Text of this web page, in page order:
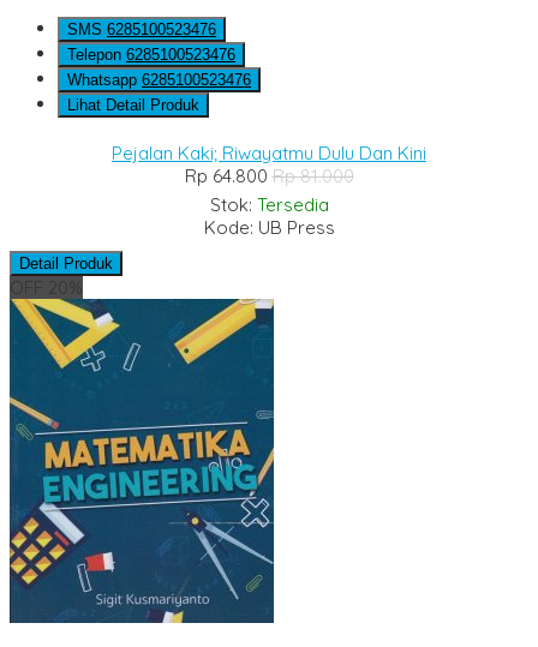
SMS 6285100523476
Telepon 6285100523476
Whatsapp 6285100523476
Lihat Detail Produk
Pejalan Kaki; Riwayatmu Dulu Dan Kini
Rp 64.800Rp 81.000
Stok: Tersedia
Kode: UB Press
Detail Produk
OFF 20%